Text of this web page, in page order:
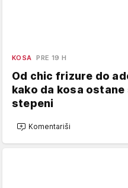
KOSA PRE 19 H
Od chic frizure do
kako da kosa
stepeni
Komentariši